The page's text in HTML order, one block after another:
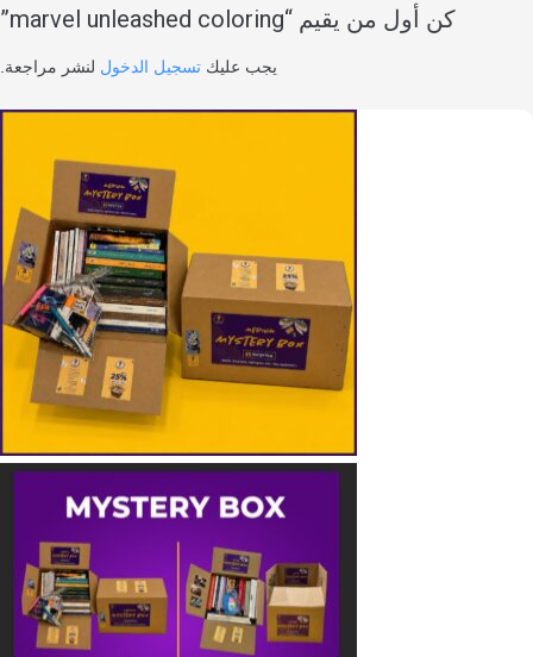
كن أول من يقيم “marvel unleashed coloring”
يجب عليك تسجيل الدخوللنشر مراجعة.